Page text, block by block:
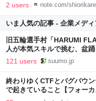
2 users note.com/
いま人気の記事 - 企業メディ
旧五輪選手村「HARUMI
人が本気スキルで挑む、盆
向上”戦略 東京・中央区
121 users suumo.jp
終わりゆくCTFとバグバウ
で起きていること【フォー